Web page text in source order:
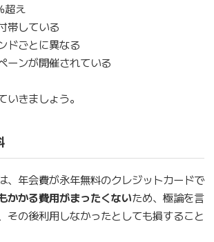
超え
帯している
ドごとに異なる
ーンが開催されている
いきましょう。
、年会費が永年無料のクレジットカードで
かかる費用がまったくないため、極論を言
その後利用しなかったとしても損すること